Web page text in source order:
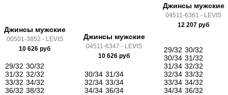
Джинсы мужские
00501-3852 - LEVIS
10 626 руб
29/32 30/32
31/32 32/32
33/32 34/32
36/32 38/32
Джинсы мужские
04511-6347 - LEVIS
10 626 руб
30/34 31/34
32/34 33/34
34/34 36/34
Джинсы мужские
04511-6361 - LEVIS
12 207 руб
29/32 30/32
30/34 31/32
31/34 32/32
32/34 33/32
33/34 34/32
34/34 36/32